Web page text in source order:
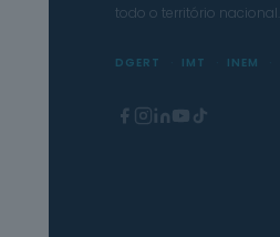
todo o território nacional.
DGERT IMT INEM